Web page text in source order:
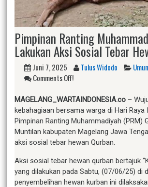
Pimpinan Ranting
Lakukan Aksi Sosial Tebar
Juni 7, 2025 Tulus Widodo
Comments Off!
MAGELANG_WARTAINDONESIA.co –
kebahagiaan bersama warga di Hari Raya
Pimpinan Ranting Muhammadiyah (PRM)
Muntilan kabupaten Magelang Jawa
aksi sosial tebar hewan Qurban.
Aksi sosial tebar hewan qurban bertajuk
yang dilakukan pada Sabtu, (07/06/25) di
penyembelihan hewan kurban ini